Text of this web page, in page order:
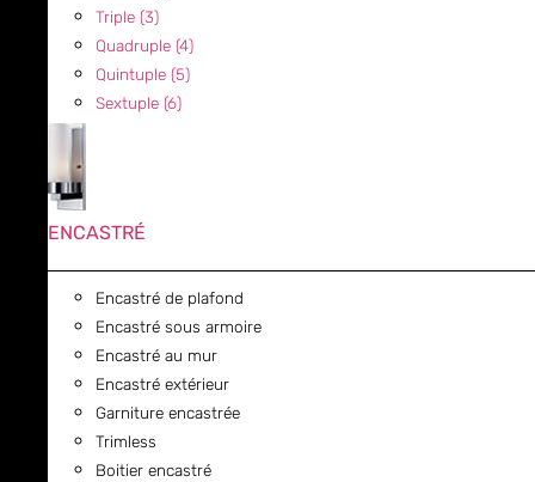
Triple (3)
Quadruple (4)
Quintuple (5)
Sextuple (6)
ENCASTRÉ
Encastré de plafond
Encastré sous armoire
Encastré au mur
Encastré extérieur
Garniture encastrée
Trimless
Boitier encastré